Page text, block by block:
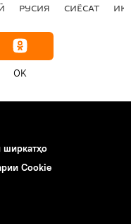
РУСИЯ СИЁСАТ
OK
ширкатҳо
Cookie